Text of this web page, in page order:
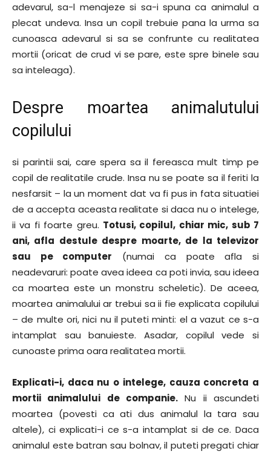
adevarul, sa-l menajeze si sa-i spuna ca animalul a
plecat undeva. Insa un copil trebuie pana la urma sa
cunoasca adevarul si sa se confrunte cu realitatea
mortii (oricat de crud vi se pare, este spre binele sau
sa inteleaga).
Despre moartea animalutului
copilului
si parintii sai, care spera sa il fereasca mult timp pe
copil de realitatile crude. Insa nu se poate sa il feriti la
nesfarsit – la un moment dat va fi pus in fata situatiei
de a accepta aceasta realitate si daca nu o intelege,
ii va fi foarte greu. Totusi, copilul, chiar mic, sub 7
ani, afla destule despre moarte, de la televizor
sau pe computer (numai ca poate afla si
neadevaruri: poate avea ideea ca poti invia, sau ideea
ca moartea este un monstru scheletic). De aceea,
moartea animalului ar trebui sa ii fie explicata copilului
– de multe ori, nici nu il puteti minti: el a vazut ce s-a
intamplat sau banuieste. Asadar, copilul vede si
cunoaste prima oara realitatea mortii.
Explicati-i, daca nu o intelege, cauza concreta a
mortii animalului de companie. Nu ii ascundeti
moartea (povesti ca ati dus animalul la tara sau
altele), ci explicati-i ce s-a intamplat si de ce. Daca
animalul este batran sau bolnav, il puteti pregati chiar